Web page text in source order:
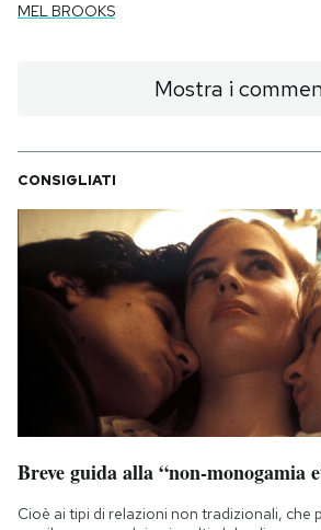
MEL BROOKS
Mostra i
CONSIGLIATI
Breve guida alla “non-monogamia
Cioè ai tipi di relazioni non tradizionali, che